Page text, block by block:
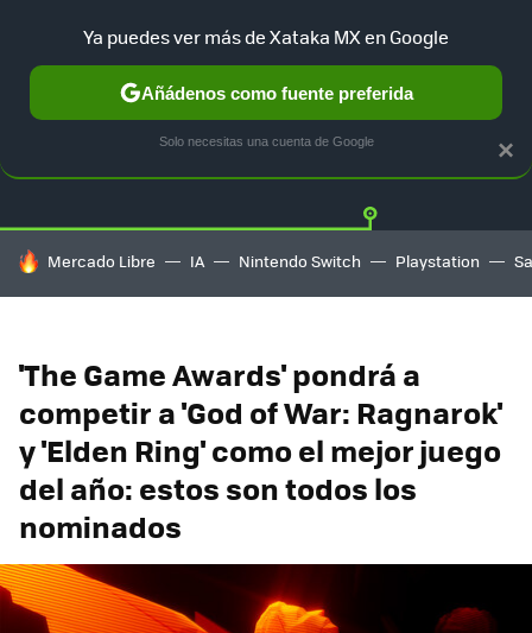
Twitter
HOY SE HABLA DE
Mercado Libre IA Nintendo Switch Playstation
'The Game Awards' pondrá a
competir a 'God of War: Ragnarok'
y 'Elden Ring' como el mejor juego
del año: estos son todos los
nominados
×
Ya puedes ver más de Xataka MX en Google
Añádenos como fuente preferida
Solo necesitas una cuenta de Google